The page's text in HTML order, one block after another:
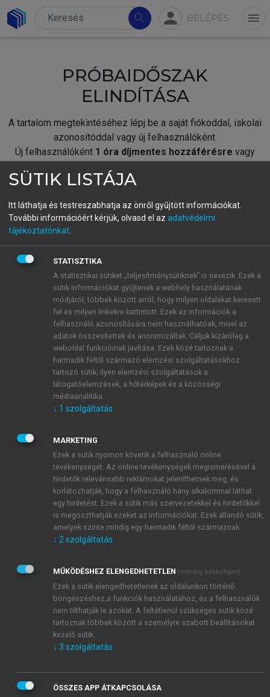
search person BELÉPÉS menu
PRÓBAIDŐSZAK
ELINDÍTÁSA
A tartalom megtekintéséhez lépj be a saját fiókoddal, iskolai
azonosítóddal vagy új felhasználóként.
Új felhasználóként 1 óra díjmentes hozzáférésre vagy
fiókoddal,vagy hozz létre új fiókot.
A regisztráció után apróbaidőszakautomatikusan
BELÉPÉS SAJÁT FIÓKKAL
ÚJ FIÓK LÉTREHOZÁSA
1 óra díjmentes hozzáférés
E-MAIL-CÍM
JELSZÓ
JELSZÓ ÚJRA
Kérek értesítést a MeRSZ újdonságairól, akcióiról.
Kérek értesítést az Akadémiai Kiadó Zrt. újdonságairól,
Adatkezelési tájékoztatóbanfoglaltakat tudomásul
veszem és elfogadom.
Általános vásárlási feltételeket, valamint a szotar.netés a
mersz.huoldalak licencszerződéseiben foglaltakat
tudomásul veszem és elfogadom.
KIPRÓBÁLOM
SÜTIK LISTÁJA
Itt láthatja és testreszabhatja az önről gyűjtött információkat.
További információért kérjük, olvasd el az adatvédelmi
tájékoztatónkat
STATISZTIKA
A statisztikai sütiket „teljesítménysütiknek” is nevezik. Ezek a
sütik információkat gyűjtenek a webhely használatának
módjáról, többek között arról, hogy milyen oldalakat keresett
fel és milyen linkekre kattintott. Ezek az információk a
felhasználó azonosítására nem használhatóak, mivel az
adatok összesítettek és anonimizáltak. Céljuk kizárólag a
weboldal funkcióinak javítása. Ezek közé tartoznak a
harmadik féltől származó elemzési szolgáltatásokhoz
tartozó sütik; ilyen elemzési szolgáltatások a
látogatóelemzések, a hőtérképek és a közösségi
médiaanalitika.
↓ 1 szolgáltatás
MARKETING
Ezek a sütik nyomon követik a felhasználó online
tevékenységét. Az online tevékenységek megismerésével a
hirdetők relevánsabb reklámokat jeleníthetnek meg, és
korlátozhatják, hogy a felhasználó hány alkalommal láthat
egy hirdetést. Ezek a sütik más szervezetekkel és hirdetőkkel
is megoszthatják ezeket az információkat. Ezek állandó sütik,
amelyek szinte mindig egy harmadik féltől származnak.
↓ 2 szolgáltatás
MŰKÖDÉSHEZ ELENGEDHETETLEN (mindig szükséges)
Ezek a sütik elengedhetetlenek az oldalunkon történő
böngészéshez,a funkciók használatához, és a felhasználók
nem tilthatják le azokat. A feltétlenül szükséges sütik közé
tartoznak többek között a személyre szabott beállításokat
kezelő sütik.
↓ 3 szolgáltatás
ÖSSZES APP ÁTKAPCSOLÁSA